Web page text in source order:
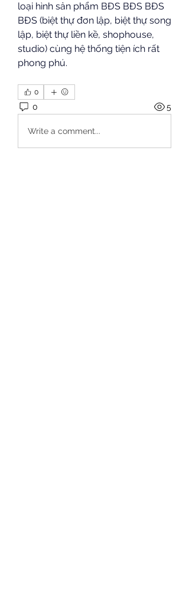
loại hình sản phẩm BĐS BĐS BĐS
BĐS (biệt thự đơn lập, biệt thự song
lập, biệt thự liền kề, shophouse,
studio) cùng hệ thống tiện ích rất
phong phú.
0
0 5
Write a comment...